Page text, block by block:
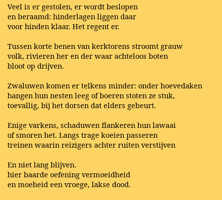
Veel is er gestolen, er wordt beslopen
en beraamd: hinderlagen liggen daar
voor hinden klaar. Het regent er.
Tussen korte benen van kerktorens stroomt grauw
volk, rivieren her en der waar achteloos boten
bloot op drijven.
Zwaluwen komen er telkens minder: onder hoevedaken
hangen hun nesten leeg of boeren stoten ze stuk,
toevallig, bij het dorsen dat elders gebeurt.
Enige varkens, schaduwen flankeren hun lawaai
of smoren het. Langs trage koeien passeren
treinen waarin reizigers achter ruiten verstijven
En niet lang blijven.
hier baarde oefening vermoeidheid
en moeheid een vroege, lakse dood.